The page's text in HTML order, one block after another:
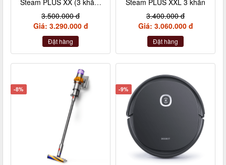
NEW
3.500.000 đ
Giá: 3.290.000 đ
Đặt hàng
3.400.000 đ
Giá: 3.060.000 đ
Đặt hàng
-8% -9%